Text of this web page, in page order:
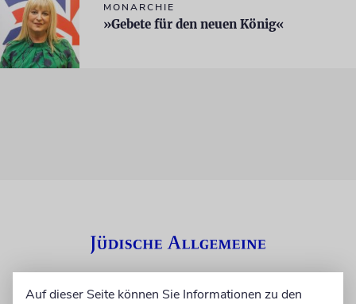
MONARCHIE
»Gebete für den neuen König«
Auf dieser Seite können Sie Informationen zu den